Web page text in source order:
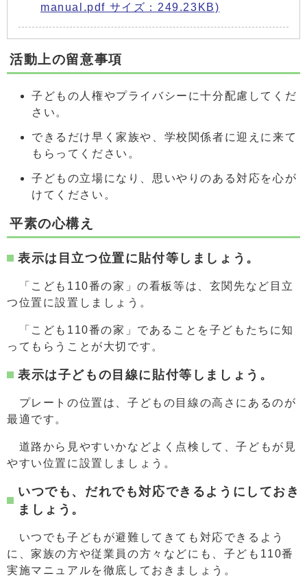
manual.pdf サイズ：249.23KB)
活動上の留意事項
子どもの人権やプライバシーに十分配慮してくだ
さい。
できるだけ早く家族や、学校関係者に迎えに来て
もらってください。
子どもの立場になり、思いやりのある対応を心が
けてください。
平素の心構え
表示は目立つ位置に貼付等しましょう。
「こども110番の家」の看板等は、玄関先など目立
つ位置に設置しましょう。
「こども110番の家」であることを子どもたちに知
ってもらうことが大切です。
表示は子どもの目線に貼付等しましょう。
プレートの位置は、子どもの目線の高さにあるのが
最適です。
道路から見やすいかなどよく点検して、子どもが見
やすい位置に設置しましょう。
いつでも、だれでも対応できるようにしておき
ましょう。
いつでも子どもが避難してきても対応できるよう
に、家族の方や従業員の方々などにも、子ども110番
実施マニュアルを徹底しておきましょう。